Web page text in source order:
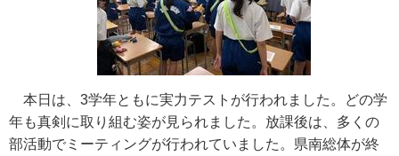
本日は、3学年ともに実力テストが行われました。どの学
年も真剣に取り組む姿が見られました。放課後は、多くの
部活動でミーティングが行われていました。県南総体が終